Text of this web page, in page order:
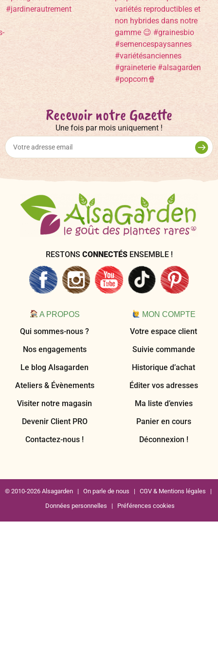
Recevoir notre Gazette
Une fois par mois uniquement !
RESTONS CONNECTÉS ENSEMBLE !
A PROPOS
Qui sommes-nous ?
Nos engagements
Le blog Alsagarden
Ateliers & Évènements
Visiter notre magasin
Devenir Client PRO
Contactez-nous !
MON COMPTE
Votre espace client
Suivie commande
Historique d’achat
Éditer vos adresses
Ma liste d’envies
Panier en cours
Déconnexion !
© 2010-2026 Alsagarden | On parle de nous | CGV & Mentions légales |
Données personnelles | Préférences cookies